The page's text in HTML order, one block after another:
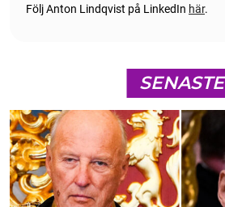
Följ Anton Lindqvist på LinkedIn här.
SENASTE